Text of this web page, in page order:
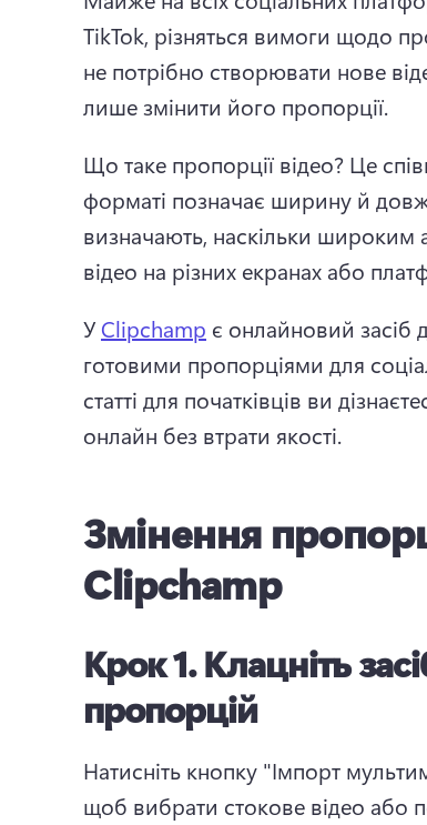
TikTok, різняться вимоги щодо
не потрібно створювати нове
лише змінити його пропорції.
Що таке пропорції відео? Це
форматі позначає ширину й
визначають, наскільки
відео на різних екранах або
У Clipchamp є онлайновий засіб
готовими пропорціями для
статті для початківців ви
онлайн без втрати якості.
Змінення
Clipchamp
Крок 1.Клацніть
пропорцій
Натисніть кнопку "Імпорт
щоб вибрати стокове відео або